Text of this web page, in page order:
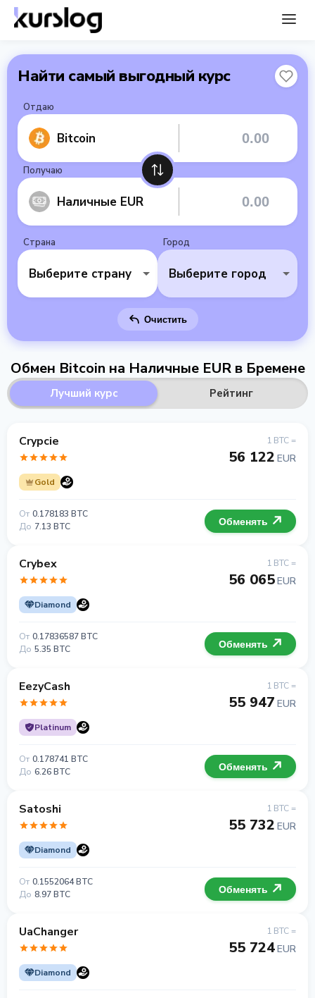
Найти самый выгодный курс
Отдаю
Bitcoin
Получаю
Наличные EUR
Страна
Выберите страну
Город
Выберите город
Очистить
Обмен Bitcoin на Наличные EUR в Бремене
Лучший курс Рейтинг
Crypcie
Gold
1 BTC =
56 122 EUR
От 0.178183 BTC
До 7.13 BTC Обменять
Crybex
Diamond
1 BTC =
56 065EUR
От 0.17836587 BTC
До 5.35 BTC Обменять
EezyCash
Platinum
1 BTC =
55 947 EUR
От 0.178741 BTC
До 6.26 BTC Обменять
Satoshi
Diamond
1 BTC =
55 732 EUR
От 0.1552064 BTC
До 8.97 BTC Обменять
UaChanger
Diamond
1 BTC =
55 724EUR